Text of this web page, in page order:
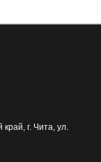
край, г. Чита, ул.